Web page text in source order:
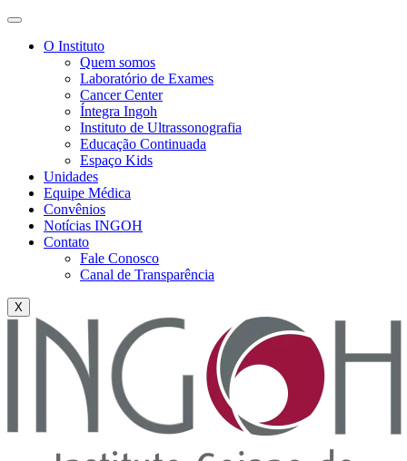
O Instituto
Quem somos
Laboratório de Exames
Cancer Center
Íntegra Ingoh
Instituto de Ultrassonografia
Educação Continuada
Espaço Kids
Unidades
Equipe Médica
Convênios
Notícias INGOH
Contato
Fale Conosco
Canal de Transparência
X